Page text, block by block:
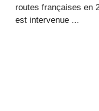
routes françaises en
est intervenue ...